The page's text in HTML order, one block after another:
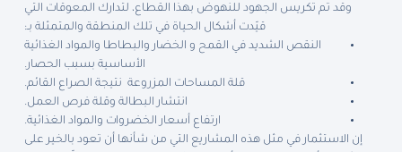
وقد تم تكريس الجهود للنهوض بهذا القطاع، لتدارك المعوقات التي
قيّدت أشكال الحياة في تلك المنطقة والمتمثلة بـ:
النقص الشديد في القمح و الخضار والبطاطا والمواد الغذائية
الأساسية بسبب الحصار.
قلة المساحات المزروعة نتيجة الصراع القائم.
انتشار البطالة وقلة فرص العمل.
ارتفاع أسعار الخضروات والمواد الغذائية.
إن الاستثمار في مثل هذه المشاريع التي من شأنها أن تعود بالخير على